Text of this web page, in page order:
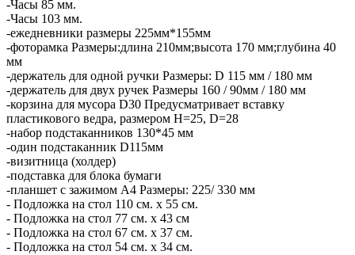
-Часы 85 мм.
-Часы 103 мм.
-ежедневники размеры 225мм*155мм
-фоторамка Размеры:длина 210мм;высота 170 мм;глубина 40
мм
-держатель для одной ручки Размеры: D 115 мм / 180 мм
-держатель для двух ручек Размеры 160 / 90мм / 180 мм
-корзина для мусора D30 Предусматривает вставку
пластикового ведра, размером H=25, D=28
-набор подстаканников 130*45 мм
-один подстаканник D115мм
-визитница (холдер)
-подставка для блока бумаги
-планшет с зажимом А4 Размеры: 225/ 330 мм
- Подложка на стол 110 см. х 55 см.
- Подложка на стол 77 см. х 43 см
- Подложка на стол 67 см. х 37 см.
- Подложка на стол 54 см. х 34 см.